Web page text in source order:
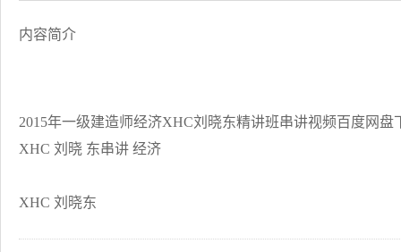
内容简介
2015年一级建造师经济XHC刘晓东精讲班串讲视频百度网盘
XHC 刘晓 东串讲 经济
XHC 刘晓东